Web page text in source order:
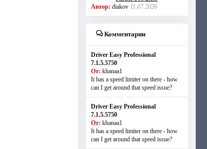
Автор: diakov 11.07.2026
Комментарии
Driver Easy Professional
7.1.5.5750
От: khanaa1
It has a speed limiter on there - how
can I get around that speed issue?
Driver Easy Professional
7.1.5.5750
От: khanaa1
It has a speed limiter on there - how
can I get around that speed issue?